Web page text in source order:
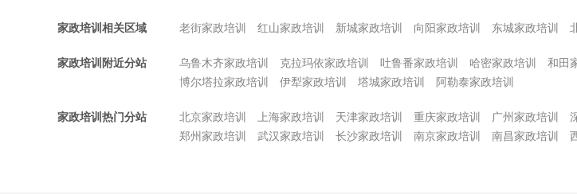
家政培训相关区域 老街家政培训 红山家政培训 新城家政培训 向阳家政培训 东城家政培训
家政培训附近分站 乌鲁木齐家政培训 克拉玛依家政培训 吐鲁番家政培训 哈密家政培训 和田
博尔塔拉家政培训
伊犁家政培训 塔城家政培训 阿勒泰家政培训
家政培训热门分站 北京家政培训 上海家政培训 天津家政培训 重庆家政培训 广州家政培训
郑州家政培训
武汉家政培训 长沙家政培训 南京家政培训 南昌家政培训